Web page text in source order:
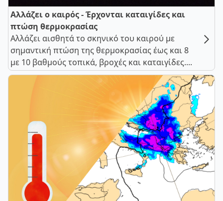
Αλλάζει ο καιρός - Έρχονται καταιγίδες και
πτώση θερμοκρασίας
Αλλάζει αισθητά το σκηνικό του καιρού με
σημαντική πτώση της θερμοκρασίας έως και 8
με 10 βαθμούς τοπικά, βροχές και καταιγίδες....